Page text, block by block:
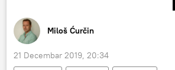
Miloš Ćurčin
21 Decembar 2019, 20:34